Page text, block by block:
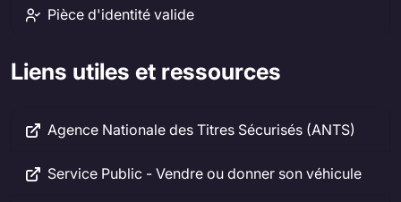
Pièce d'identité valide
Liens utiles et ressources
Agence Nationale des Titres Sécurisés (ANTS)
Service Public - Vendre ou donner son véhicule